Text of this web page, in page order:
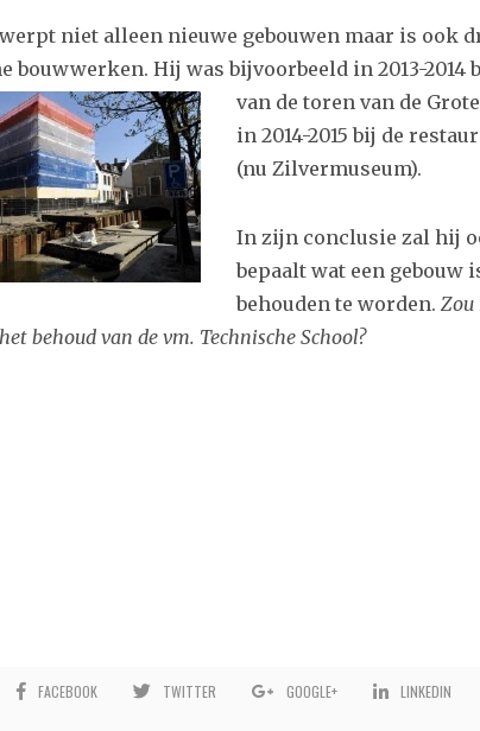
niet alleen nieuwe gebouwen maar is ook
bouwwerken. Hij was bijvoorbeeld in 2013-2014
van de toren van de
in 2014-2015 bij de
(nu Zilvermuseum).
In zijn conclusie zal hij
bepaalt wat een gebouw
behouden te worden. Zou
behoud van de vm. Technische School?
FACEBOOK TWITTER GOOGLE+ LINKEDIN